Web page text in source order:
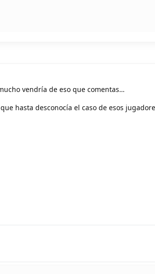
vendría de eso que comentas…
hasta desconocía el caso de esos